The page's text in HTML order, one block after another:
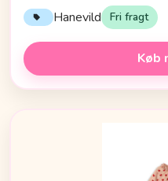
Hanevild Fri fragt
Køb